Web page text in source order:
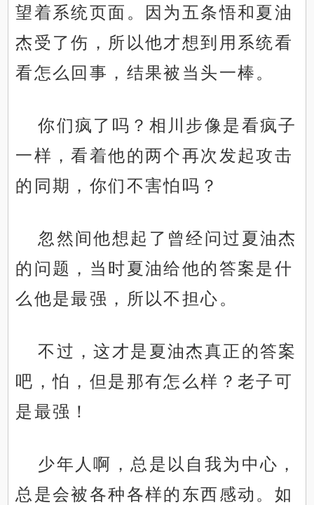
望着系统页面。因为五条悟和夏油
杰受了伤，所以他才想到用系统看
看怎么回事，结果被当头一棒。
你们疯了吗？相川步像是看疯子
一样，看着他的两个再次发起攻击
的同期，你们不害怕吗？
忽然间他想起了曾经问过夏油杰
的问题，当时夏油给他的答案是什
么他是最强，所以不担心。
不过，这才是夏油杰真正的答案
吧，怕，但是那有怎么样？老子可
是最强！
少年人啊，总是以自我为中心，
总是会被各种各样的东西感动。如